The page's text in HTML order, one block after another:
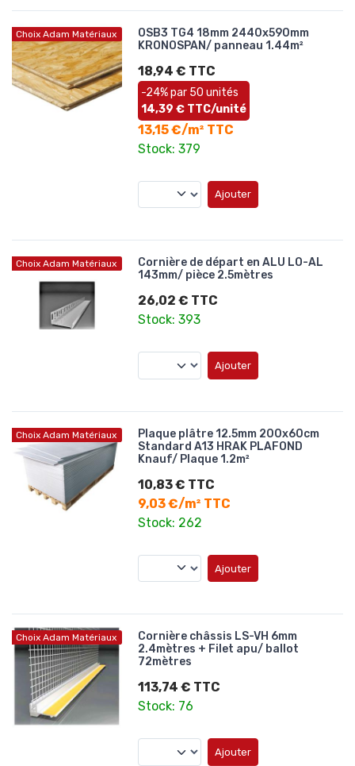
Choix Adam Matériaux
OSB3 TG4 18mm 2440x590mm
KRONOSPAN/ panneau 1.44m²
18,94 € TTC
-24% par 50 unités
14,39 € TTC/unité
13,15 €/m² TTC
Stock: 379
Ajouter
Choix Adam Matériaux
Cornière de départ en ALU LO-AL
143mm/ pièce 2.5mètres
26,02 € TTC
Stock: 393
Ajouter
Choix Adam Matériaux
Plaque plâtre 12.5mm 200x60cm
Standard A13 HRAK PLAFOND
Knauf/ Plaque 1.2m²
10,83 € TTC
9,03 €/m² TTC
Stock: 262
Ajouter
Choix Adam Matériaux
Cornière châssis LS-VH 6mm
2.4mètres + Filet apu/ ballot
72mètres
113,74 € TTC
Stock: 76
Ajouter